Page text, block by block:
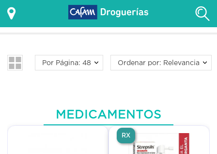
Por Página: 48 Ordenar por: Relevancia
MEDICAMENTOS
RX